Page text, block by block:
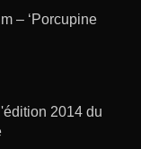
– ‘Porcupine
2014 du